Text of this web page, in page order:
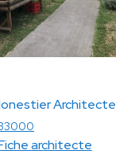
Architecte
architecte